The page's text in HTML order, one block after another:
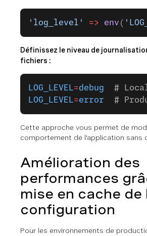
'log_level' => env (
Définissez le niveau de
fichiers :
LOG_LEVEL=debug
#
LOG_LEVEL=error
#
Cette approche vous permet de
comportement de l'application sans
Amélioration des
performances
mise en cache de
configuration
Pour les environnements de